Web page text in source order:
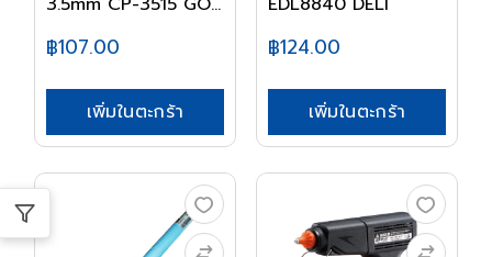
฿107.00
เพิ่มในตะกร้า
฿124.00
เพิ่มในตะกร้า